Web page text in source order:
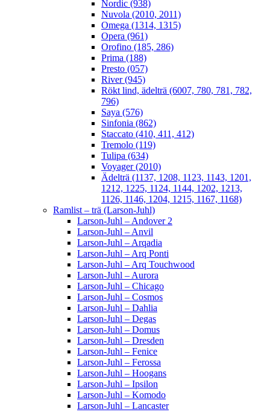
Nordic (938)
Nuvola (2010, 2011)
Omega (1314, 1315)
Opera (961)
Orofino (185, 286)
Prima (188)
Presto (057)
River (945)
Rökt lind, ädelträ (6007, 780, 781, 782,
796)
Saya (576)
Sinfonia (862)
Staccato (410, 411, 412)
Tremolo (119)
Tulipa (634)
Voyager (2010)
Ädelträ (1137, 1208, 1123, 1143, 1201,
1212, 1225, 1124, 1144, 1202, 1213,
1126, 1146, 1204, 1215, 1167, 1168)
Ramlist – trä (Larson-Juhl)
Larson-Juhl – Andover 2
Larson-Juhl – Anvil
Larson-Juhl – Arqadia
Larson-Juhl – Arq Ponti
Larson-Juhl – Arq Touchwood
Larson-Juhl – Aurora
Larson-Juhl – Chicago
Larson-Juhl – Cosmos
Larson-Juhl – Dahlia
Larson-Juhl – Degas
Larson-Juhl – Domus
Larson-Juhl – Dresden
Larson-Juhl – Fenice
Larson-Juhl – Ferossa
Larson-Juhl – Hoogans
Larson-Juhl – Ipsilon
Larson-Juhl – Komodo
Larson-Juhl – Lancaster